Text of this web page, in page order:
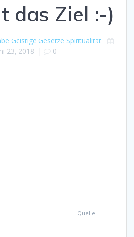
das Ziel :-)
Geistige Gesetze Spiritualität
23, 2018 | 0
Quelle: